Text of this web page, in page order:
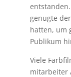
genugte
hatten, um
Publikum
Viele
mitarbeiter